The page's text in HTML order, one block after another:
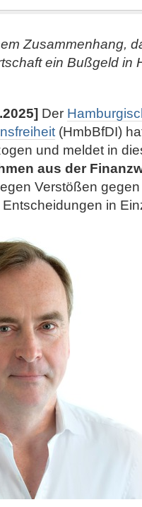
Zusammenhang,
ein Bußgeld in
Der
(HmbBfDI)
und meldet in
aus der
Verstößen
in